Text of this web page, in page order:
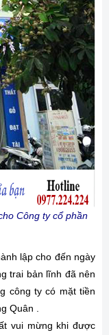
Công ty cổ phần
lập cho đến ngày
trai bản lĩnh đã nên
công ty có mặt tiền
Quân .
vui mừng khi được